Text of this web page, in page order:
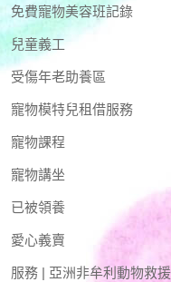
免費寵物美容班記錄
兒童義工
受傷年老助養區
寵物模特兒租借服務
寵物課程
寵物講坐
已被領養
愛心義賣
服務 | 亞洲非牟利動物救